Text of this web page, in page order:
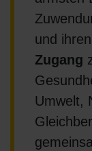
und
Zugang
Umwelt,